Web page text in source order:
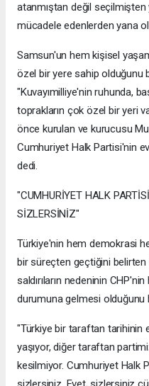
atanmıştan değil seçilmişten
mücadele edenlerden yana
Samsun'un hem kişisel
özel bir yere sahip olduğunu
"Kuvayımilliye'nin ruhunda,
toprakların çok özel bir yeri
önce kurulan ve kurucusu
Cumhuriyet Halk Partisi'nin
dedi.
"CUMHURİYET HALK
SİZLERSİNİZ"
Türkiye'nin hem demokrasi
bir süreçten geçtiğini belirten
saldırıların nedeninin
durumuna gelmesi olduğunu
"Türkiye bir taraftan tarihinin
yaşıyor, diğer taraftan
kesilmiyor. Cumhuriyet Halk